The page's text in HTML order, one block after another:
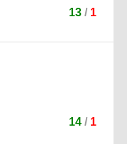
13 / 1
14 / 1